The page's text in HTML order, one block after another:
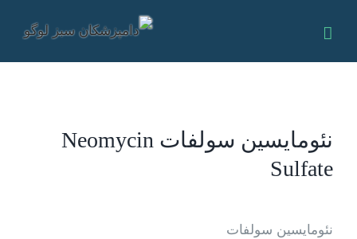
نئومایسین سولفات Neomycin
Sulfate
نئومایسین سولفات